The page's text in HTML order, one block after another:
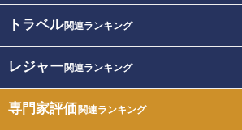
トラベル関連ランキング
レジャー関連ランキング
専門家評価関連ランキング